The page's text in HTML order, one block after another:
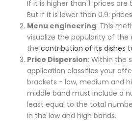
If it is higher than 1: prices are
But if it is lower than 0.9:
Menu engineering: This
visualize the popularity of the
the contribution of its dishes
Price Dispersion: Within the
application classifies your
brackets - low, medium and
middle band must include a
least equal to the total
in the low and high bands.